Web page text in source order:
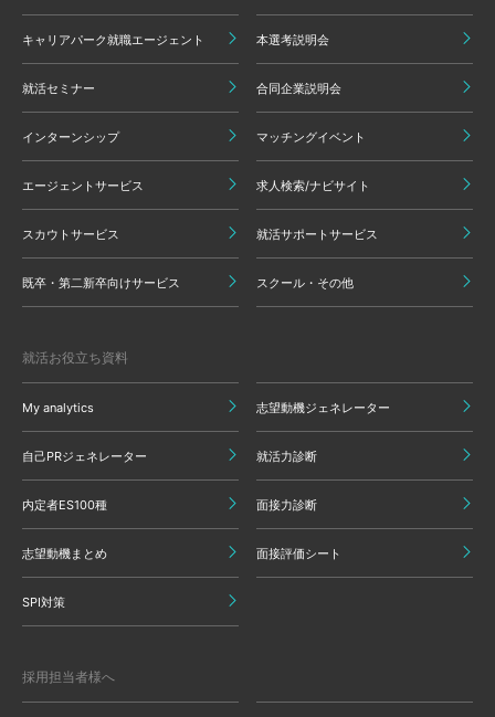
キャリアパーク就職エージェント 本選考説明会
就活セミナー 合同企業説明会
インターンシップ マッチングイベント
エージェントサービス 求人検索/ナビサイト
スカウトサービス 就活サポートサービス
既卒・第二新卒向けサービス スクール・その他
就活お役立ち資料
My analytics 志望動機ジェネレーター
自己PRジェネレーター 就活力診断
内定者ES100種 面接力診断
志望動機まとめ 面接評価シート
SPI対策
採用担当者様へ